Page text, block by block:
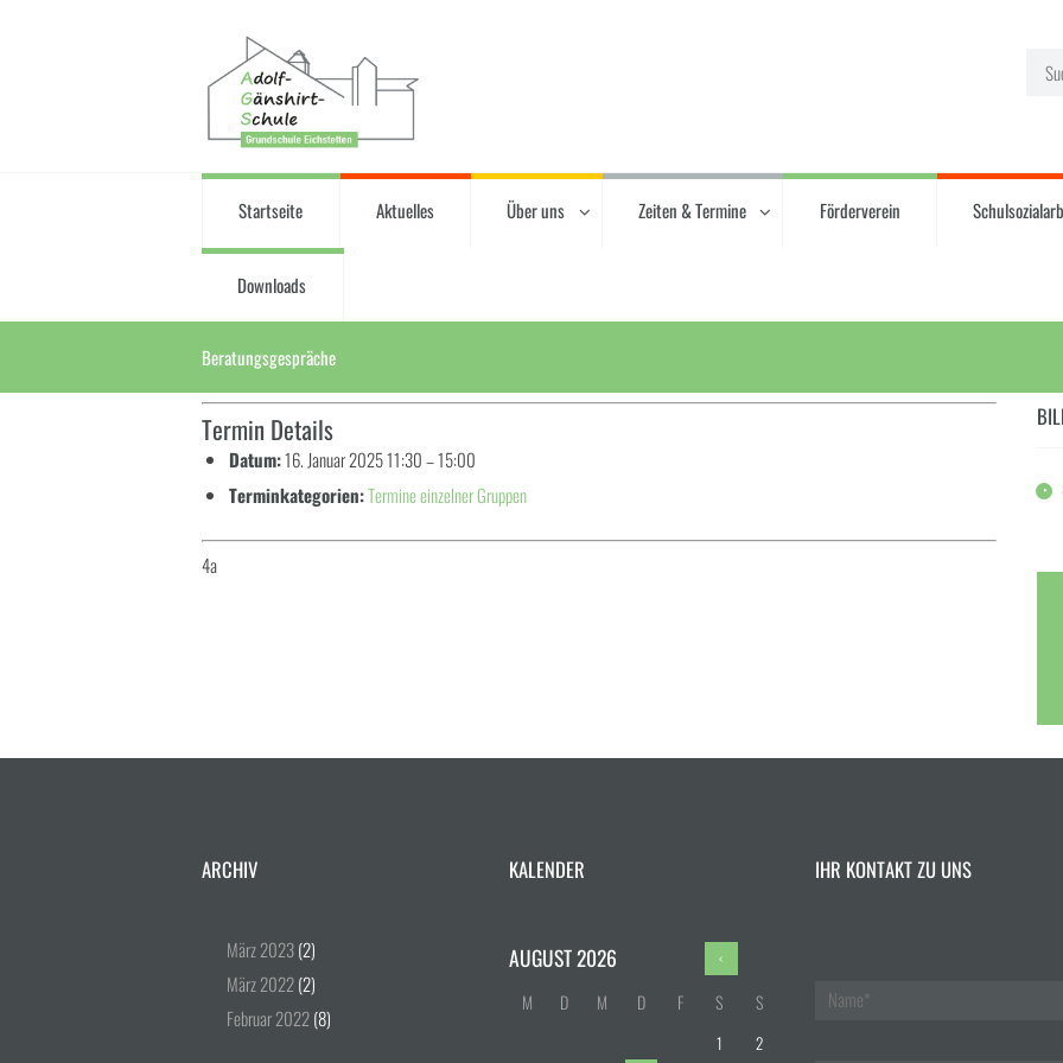
Startseite Aktuelles Über uns Zeiten & Termine Förderverein
Downloads
Beratungsgespräche
Termin Details
Datum:16. Januar 2025 11:30–15:00
Terminkategorien:Termine einzelner Gruppen
4a
ARCHIV
März2023(2)
März2022(2)
Februar2022(8)
KALENDER
AUGUST2026
M D M D F S S
1
2
IHR KONTAKT ZU UNS